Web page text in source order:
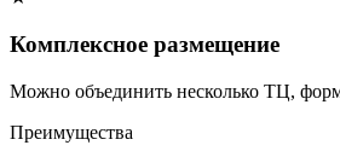
Комплексное размещение
Можно объединить несколько ТЦ,
Преимущества